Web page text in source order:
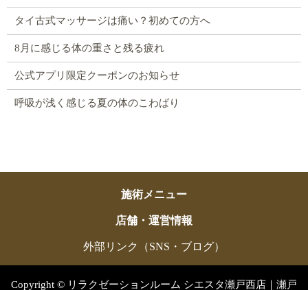
タイ古式マッサージは痛い？初めての方へ
8月に感じる体の重さと残る疲れ
公式アプリ限定クーポンのお知らせ
呼吸が浅く感じる夏の体のこわばり
施術メニュー
店舗・運営情報
外部リンク（SNS・ブログ）
Copyright © リラクゼーションルーム シエスタ瀬戸西店｜瀬戸